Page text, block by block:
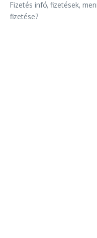
Fizetés infó, fizetések,
fizetése?